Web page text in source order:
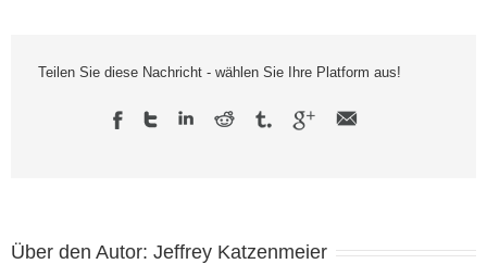
Teilen Sie diese Nachricht - wählen Sie Ihre Platform aus!
Über den Autor: Jeffrey Katzenmeier